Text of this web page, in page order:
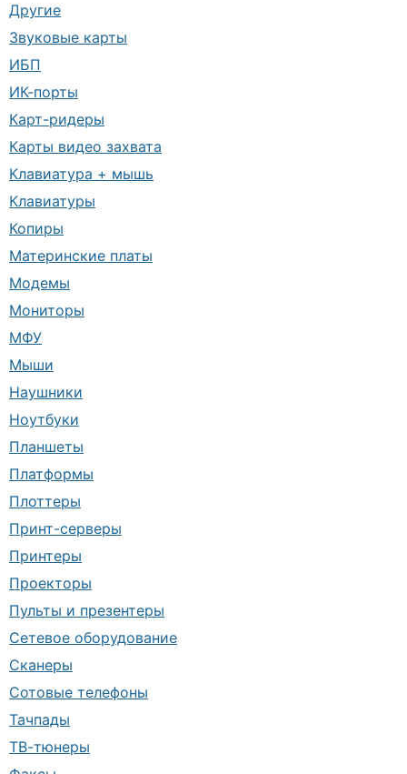
Другие
Звуковые карты
ИБП
ИК-порты
Карт-ридеры
Карты видео захвата
Клавиатура + мышь
Клавиатуры
Копиры
Материнские платы
Модемы
Мониторы
МФУ
Мыши
Наушники
Ноутбуки
Планшеты
Платформы
Плоттеры
Принт-серверы
Принтеры
Проекторы
Пульты и презентеры
Сетевое оборудование
Сканеры
Сотовые телефоны
Тачпады
ТВ-тюнеры